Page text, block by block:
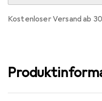
Kostenloser Versand ab